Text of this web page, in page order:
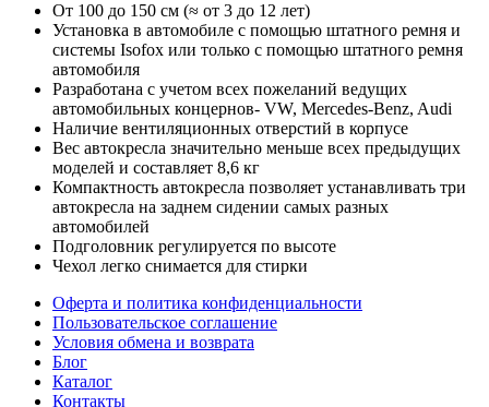
От 100 до 150 см (≈ от 3 до 12 лет)
Установка в автомобиле с помощью штатного ремня и
системы Isofox или только с помощью штатного ремня
автомобиля
Разработана с учетом всех пожеланий ведущих
автомобильных концернов- VW, Mercedes-Benz, Audi
Наличие вентиляционных отверстий в корпусе
Вес автокресла значительно меньше всех предыдущих
моделей и составляет 8,6 кг
Компактность автокресла позволяет устанавливать три
автокресла на заднем сидении самых разных
автомобилей
Подголовник регулируется по высоте
Чехол легко снимается для стирки
Оферта и политика конфиденциальности
Пользовательское соглашение
Условия обмена и возврата
Блог
Каталог
Контакты